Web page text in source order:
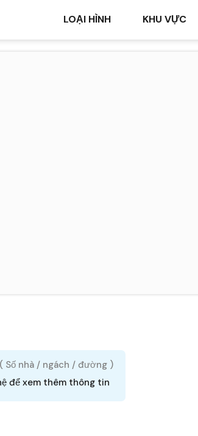
LOẠI HÌNH KHU VỰC
Số nhà / ngách / đường )
để xem thêm thông tin